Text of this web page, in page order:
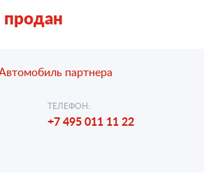
партнера
ТЕЛЕФОН:
+7 495 011 11 22